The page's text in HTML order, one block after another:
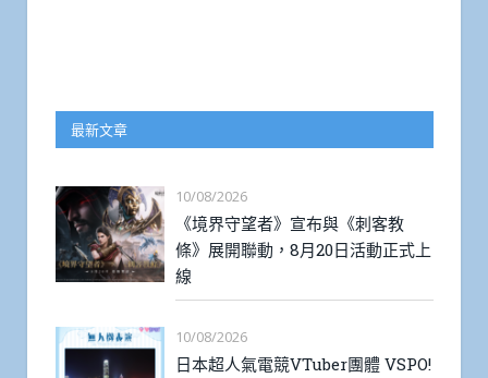
最新文章
10/08/2026
《境界守望者》宣布與《刺客教
條》展開聯動，8月20日活動正式上
線
10/08/2026
日本超人氣電競VTuber團體 VSPO!